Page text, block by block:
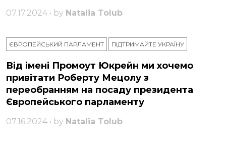
07.17.2024 • by Natalia Tolub
ЄВРОПЕЙСЬКИЙ ПАРЛАМЕНТ ПІДТРИМАЙТЕ УКРАЇНУ
Від імені Промоут Юкрейн ми хочемо
привітати Роберту Мецолу з
переобранням на посаду президента
Європейського парламенту
07.16.2024 • by Natalia Tolub